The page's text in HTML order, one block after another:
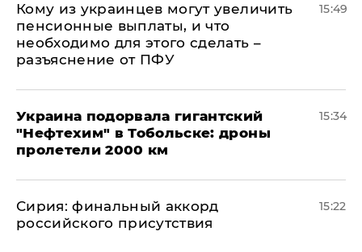
Кому из украинцев могут увеличить
пенсионные выплаты, и что
необходимо для этого сделать –
разъяснение от ПФУ
15:49
Украина подорвала гигантский
"Нефтехим" в Тобольске: дроны
пролетели 2000 км
15:34
​Сирия: финальный аккорд
российского присутствия
15:22